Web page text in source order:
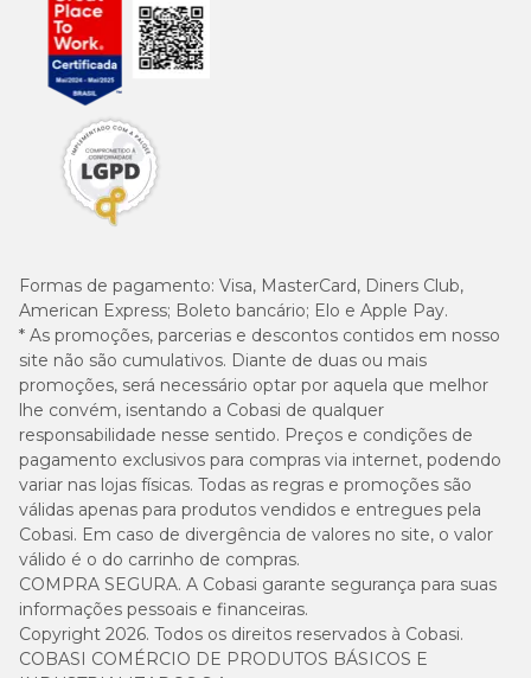
Formas de pagamento: Visa, MasterCard, Diners Club,
American Express; Boleto bancário; Elo e Apple Pay.
* As promoções, parcerias e descontos contidos em nosso
site não são cumulativos. Diante de duas ou mais
promoções, será necessário optar por aquela que melhor
lhe convém, isentando a Cobasi de qualquer
responsabilidade nesse sentido. Preços e condições de
pagamento exclusivos para compras via internet, podendo
variar nas lojas físicas. Todas as regras e promoções são
válidas apenas para produtos vendidos e entregues pela
Cobasi. Em caso de divergência de valores no site, o valor
válido é o do carrinho de compras.
COMPRA SEGURA. A Cobasi garante segurança para suas
informações pessoais e financeiras.
Copyright 2026. Todos os direitos reservados à Cobasi.
COBASI COMÉRCIO DE PRODUTOS BÁSICOS E